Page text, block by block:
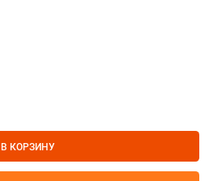
В КОРЗИНУ